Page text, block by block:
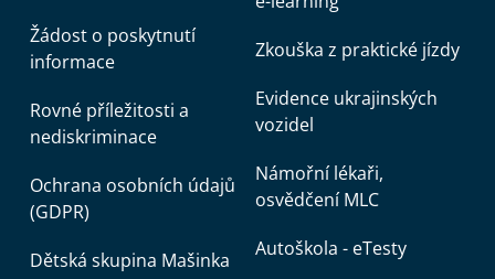
Žádost o poskytnutí
informace
Rovné příležitosti a
nediskriminace
Ochrana osobních údajů
(GDPR)
Dětská skupina Mašinka
Zkouška z praktické jízdy
Evidence ukrajinských
vozidel
Námořní lékaři,
osvědčení MLC
Autoškola - eTesty